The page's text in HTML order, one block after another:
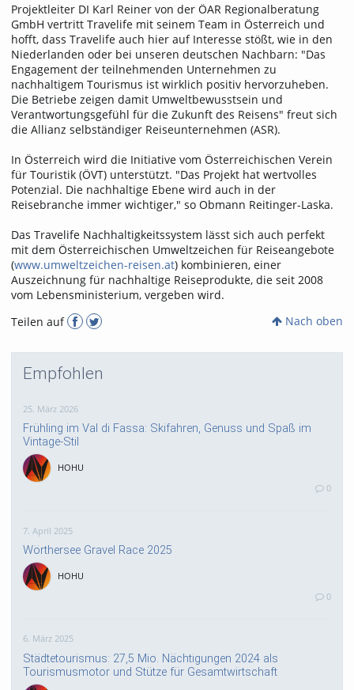
Projektleiter DI Karl Reiner von der ÖAR Regionalberatung
GmbH vertritt Travelife mit seinem Team in Österreich und
hofft, dass Travelife auch hier auf Interesse stößt, wie in den
Niederlanden oder bei unseren deutschen Nachbarn: "Das
Engagement der teilnehmenden Unternehmen zu
nachhaltigem Tourismus ist wirklich positiv hervorzuheben.
Die Betriebe zeigen damit Umweltbewusstsein und
Verantwortungsgefühl für die Zukunft des Reisens" freut sich
die Allianz selbständiger Reiseunternehmen (ASR).
In Österreich wird die Initiative vom Österreichischen Verein
für Touristik (ÖVT) unterstützt. "Das Projekt hat wertvolles
Potenzial. Die nachhaltige Ebene wird auch in der
Reisebranche immer wichtiger," so Obmann Reitinger-Laska.
Das Travelife Nachhaltigkeitssystem lässt sich auch perfekt
mit dem Österreichischen Umweltzeichen für Reiseangebote
(www.umweltzeichen-reisen.at) kombinieren, einer
Auszeichnung für nachhaltige Reiseprodukte, die seit 2008
vom Lebensministerium, vergeben wird.
Teilen auf
Nach oben
Empfohlen
25. März 2026
Frühling im Val di Fassa: Skifahren, Genuss und Spaß im
Vintage-Stil
HOHU
0
7. April 2025
Wörthersee Gravel Race 2025
HOHU
0
6. März 2025
Städtetourismus: 27,5 Mio. Nächtigungen 2024 als
Tourismusmotor und Stütze für Gesamtwirtschaft